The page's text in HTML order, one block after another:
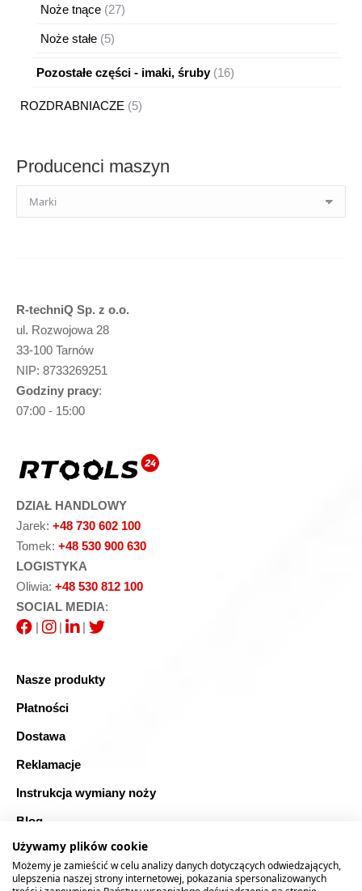
Noże tnące 2727
Noże stałe 55
Pozostałe części - imaki, śruby 1616
ROZDRABNIACZE
55
Producenci maszyn
R-techniQ Sp. z o.o.
ul. Rozwojowa 28
33-100 Tarnów
NIP: 8733269251
Godziny pracy:
07:00 - 15:00
DZIAŁ HANDLOWY
Jarek: +48 730 602 100
Tomek: +48 530 900 630
LOGISTYKA
Oliwia: +48 530 812 100
SOCIAL MEDIA:
|
| |
Nasze produkty
Płatności
Dostawa
Reklamacje
Instrukcja wymiany noży
Blog
FAQ
Bezpieczne zakupy
Używamy plików cookie
Możemy je zamieścić w celu analizy danych dotyczących odwiedzających,
ulepszenia naszej strony internetowej, pokazania spersonalizowanych